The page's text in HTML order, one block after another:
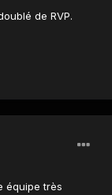
de RVP.
équipe très